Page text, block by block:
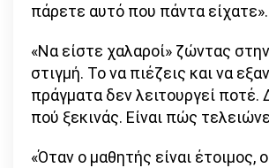
πάρετε αυτό που πάντα είχατε».
«Να είστε χαλαροί» ζώντας
στιγμή. Το να πιέζεις και να
πράγματα δεν λειτουργεί ποτέ.
πού ξεκινάς. Είναι πώς
«Όταν ο μαθητής είναι έτοιμος,